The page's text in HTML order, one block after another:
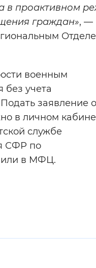
в проактивном
граждан», —
военным
без учета
заявление о
в личном
службе
СФР по
или в МФЦ.